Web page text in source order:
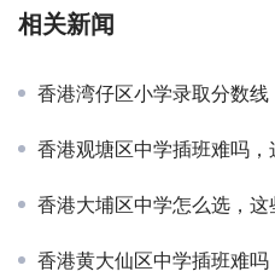
相关新闻
香港湾仔区小学录取分数
香港观塘区中学插班难吗
香港大埔区中学怎么选，
香港黄大仙区中学插班难吗，快